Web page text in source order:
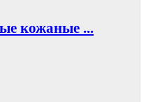
кожаные ...